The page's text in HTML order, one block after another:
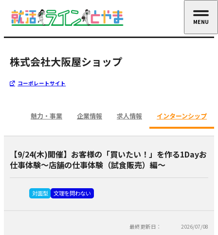
株式会社大阪屋ショップ
コーポレートサイト
魅力・事業 企業情報 求人情報 インターンシップ
【9/24(木)開催】お客様の「買いたい！」を作る1Dayお
仕事体験～店舗の仕事体験（試食販売）編～
対面型 文理を問わない
最終更新日： 2026/07/08
MENU